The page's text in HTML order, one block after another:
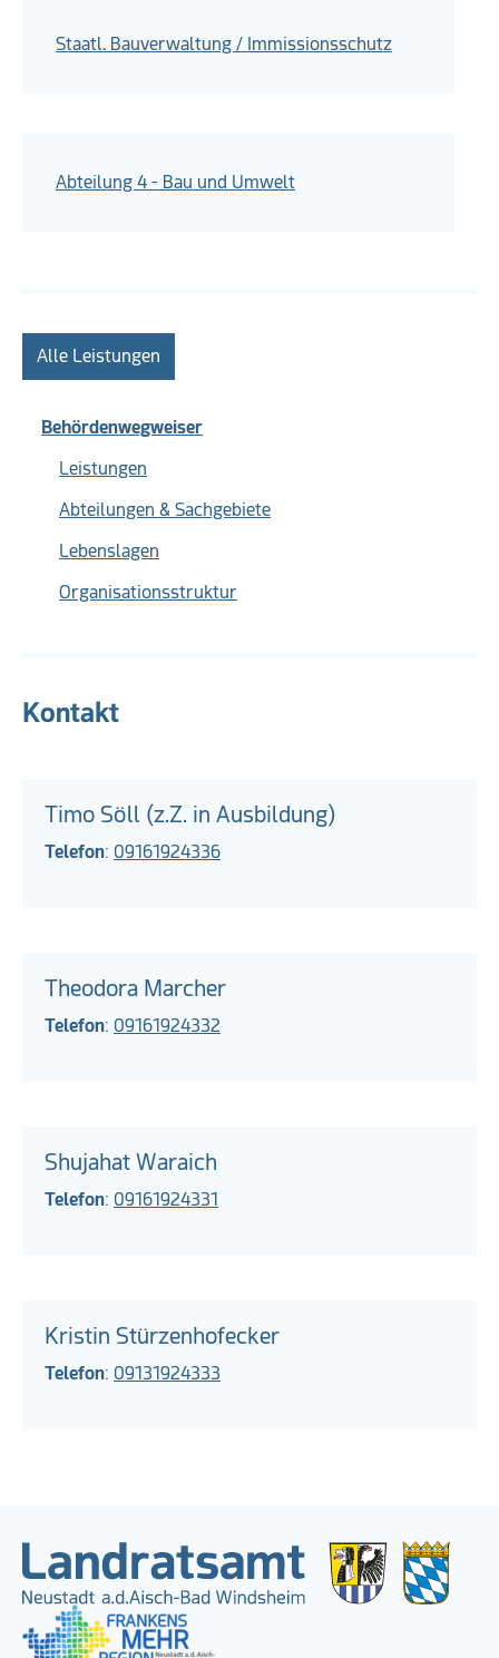
Staatl. Bauverwaltung / Immissionsschutz
Abteilung 4 - Bau und Umwelt
Alle Leistungen
Behördenwegweiser
Leistungen
Abteilungen & Sachgebiete
Lebenslagen
Organisationsstruktur
Kontakt
Timo Söll (z.Z. in Ausbildung)
Telefon: 09161924336
Theodora Marcher
Telefon: 09161924332
Shujahat Waraich
Telefon: 09161924331
Kristin Stürzenhofecker
Telefon: 09131924333